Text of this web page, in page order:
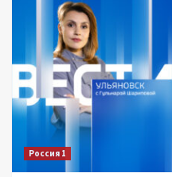
Россия 1